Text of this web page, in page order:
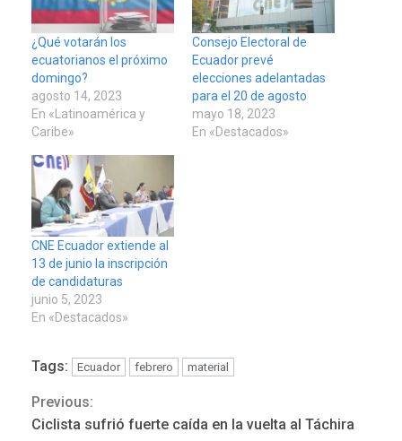
¿Qué votarán los
ecuatorianos el próximo
domingo?
agosto 14, 2023
En «Latinoamérica y
Caribe»
Consejo Electoral de
Ecuador prevé
elecciones adelantadas
para el 20 de agosto
mayo 18, 2023
En «Destacados»
CNE Ecuador extiende al
13 de junio la inscripción
de candidaturas
junio 5, 2023
En «Destacados»
Tags: Ecuador febrero material
Continue
Previous:
Ciclista sufrió fuerte caída en la vuelta al Táchira
La falta de agua pueden